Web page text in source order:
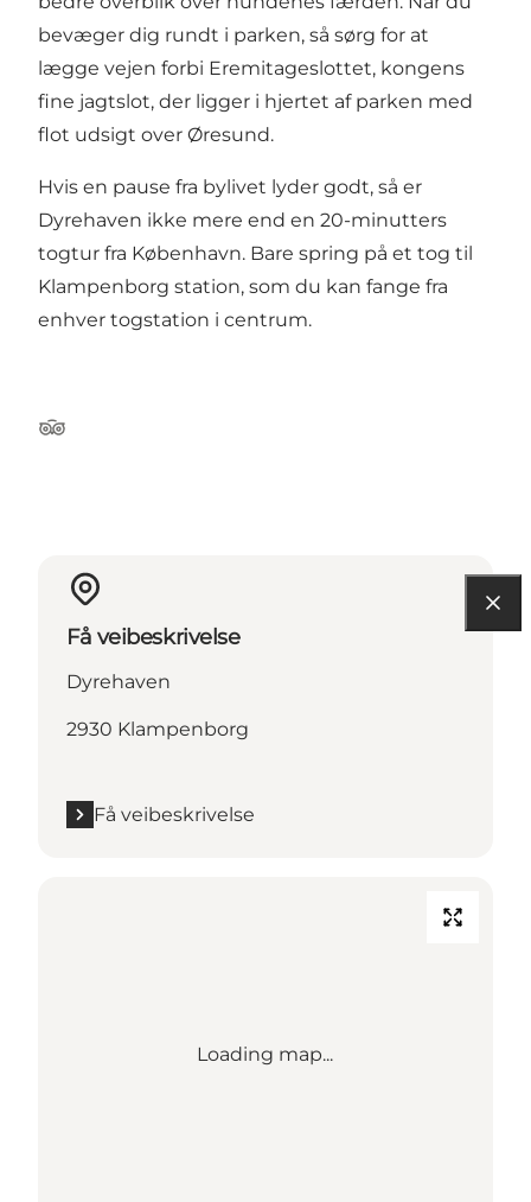
bevæger dig rundt i parken, så sørg for at
lægge vejen forbi Eremitageslottet, kongens
fine jagtslot, der ligger i hjertet af parken med
flot udsigt over Øresund.
Hvis en pause fra bylivet lyder godt, så er
Dyrehaven ikke mere end en 20-minutters
togtur fra København. Bare spring på et tog til
Klampenborg station, som du kan fange fra
enhver togstation i centrum.
Tripadvisor
Få veibeskrivelse
Dyrehaven
2930 Klampenborg
Få veibeskrivelse
Loading map...